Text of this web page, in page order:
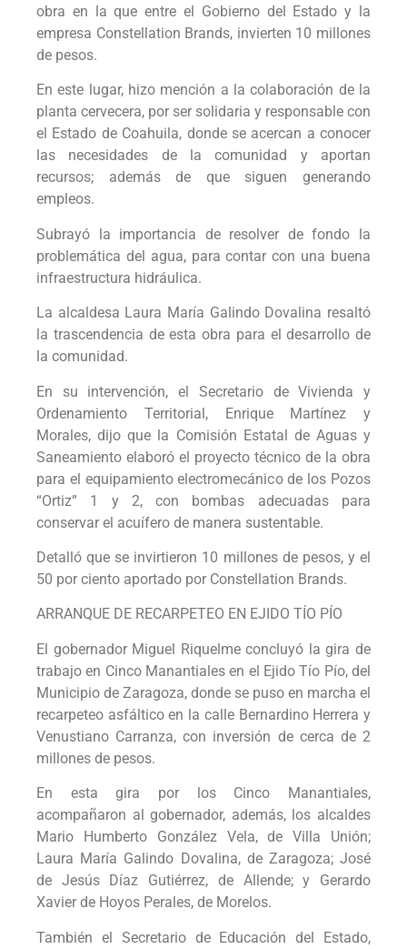
obra en la que entre el Gobierno del Estado y la
empresa Constellation Brands, invierten 10 millones
de pesos.
En este lugar, hizo mención a la colaboración de la
planta cervecera, por ser solidaria y responsable con
el Estado de Coahuila, donde se acercan a conocer
las necesidades de la comunidad y aportan
recursos; además de que siguen generando
empleos.
Subrayó la importancia de resolver de fondo la
problemática del agua, para contar con una buena
infraestructura hidráulica.
La alcaldesa Laura María Galindo Dovalina resaltó
la trascendencia de esta obra para el desarrollo de
la comunidad.
En su intervención, el Secretario de Vivienda y
Ordenamiento Territorial, Enrique Martínez y
Morales, dijo que la Comisión Estatal de Aguas y
Saneamiento elaboró el proyecto técnico de la obra
para el equipamiento electromecánico de los Pozos
“Ortiz” 1 y 2, con bombas adecuadas para
conservar el acuífero de manera sustentable.
Detalló que se invirtieron 10 millones de pesos, y el
50 por ciento aportado por Constellation Brands.
ARRANQUE DE RECARPETEO EN EJIDO TÍO PÍO
El gobernador Miguel Riquelme concluyó la gira de
trabajo en Cinco Manantiales en el Ejido Tío Pío, del
Municipio de Zaragoza, donde se puso en marcha el
recarpeteo asfáltico en la calle Bernardino Herrera y
Venustiano Carranza, con inversión de cerca de 2
millones de pesos.
En esta gira por los Cinco Manantiales,
acompañaron al gobernador, además, los alcaldes
Mario Humberto González Vela, de Villa Unión;
Laura María Galindo Dovalina, de Zaragoza; José
de Jesús Díaz Gutiérrez, de Allende; y Gerardo
Xavier de Hoyos Perales, de Morelos.
También el Secretario de Educación del Estado,